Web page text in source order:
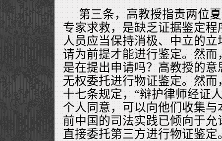
第三条，高教授指责两位
专家求救，是缺乏证据鉴定
人员应当保持消极、中立的
请为前提才能进行鉴定。然
是在提出申请吗？高教授的
无权委托进行物证鉴定。然
十七条规定，“辩护律师经证
个人同意，可以向他们收集与
前中国的司法实践已倾向于
直接委托第三方进行物证鉴定